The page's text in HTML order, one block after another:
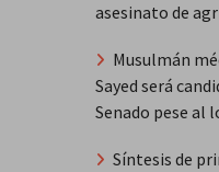
asesinato de
Musulmán
Sayed será
Senado pese al
Síntesis de